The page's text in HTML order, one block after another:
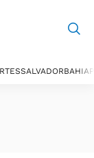
SALVADORBAHIA